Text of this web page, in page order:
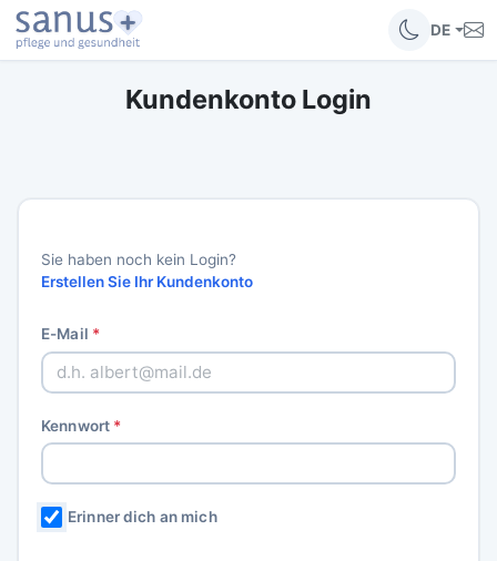
DE
Kundenkonto Login
Sie haben noch kein Login?
Erstellen Sie Ihr Kundenkonto
E-Mail *
Kennwort *
Erinner dich an mich